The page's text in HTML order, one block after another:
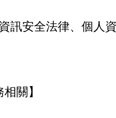
訊安全法律、個人
關】